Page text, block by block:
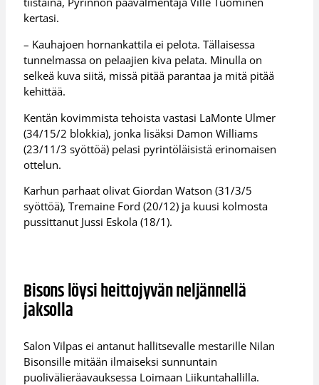
kertasi.
– Kauhajoen hornankattila ei pelota. Tällaisessa
tunnelmassa on pelaajien kiva pelata. Minulla on
selkeä kuva siitä, missä pitää parantaa ja mitä pitää
kehittää.
Kentän kovimmista tehoista vastasi LaMonte Ulmer
(34/15/2 blokkia), jonka lisäksi Damon Williams
(23/11/3 syöttöä) pelasi pyrintöläisistä erinomaisen
ottelun.
Karhun parhaat olivat Giordan Watson (31/3/5
syöttöä), Tremaine Ford (20/12) ja kuusi kolmosta
pussittanut Jussi Eskola (18/1).
Bisons löysi heittojyvän neljännellä
jaksolla
Salon Vilpas ei antanut hallitsevalle mestarille Nilan
Bisonsille mitään ilmaiseksi sunnuntain
puolivälieräavauksessa Loimaan Liikuntahallilla.